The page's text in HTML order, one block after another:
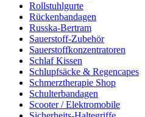
Rollstuhlgurte
Rückenbandagen
Russka-Bertram
Sauerstoff-Zubehör
Sauerstoffkonzentratoren
Schlaf Kissen
Schlupfsäcke & Regencapes
Schmerztherapie Shop
Schulterbandagen
Scooter / Elektromobile